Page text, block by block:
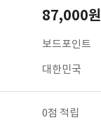
87,000원
보드포인트
대한민국
0점 적립